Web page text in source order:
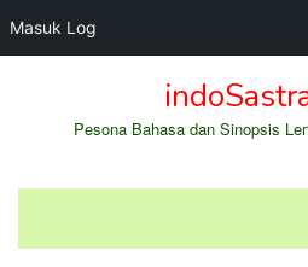
Masuk Log
Pesona Bahasa dan Sinopsis